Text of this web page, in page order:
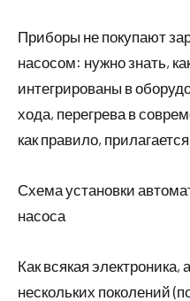
Приборы не покупают
насосом: нужно знать,
интегрированы в
хода, перегрева в
как правило,
Схема установки
насоса
Как всякая электроника,
нескольких поколений